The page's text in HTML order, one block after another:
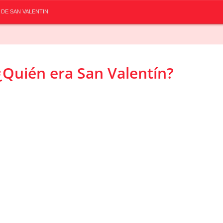
SAN VALENTIN
era San Valentín?